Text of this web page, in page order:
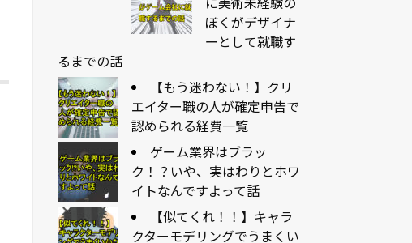
ぼくがデザイナ
ーとして就職す
るまでの話
【もう迷わない！】クリ
エイター職の人が確定申告で
認められる経費一覧
ゲーム業界はブラッ
ク！？いや、実はわりとホワ
イトなんですよって話
【似てくれ！！】キャラ
クターモデリングでうまくい